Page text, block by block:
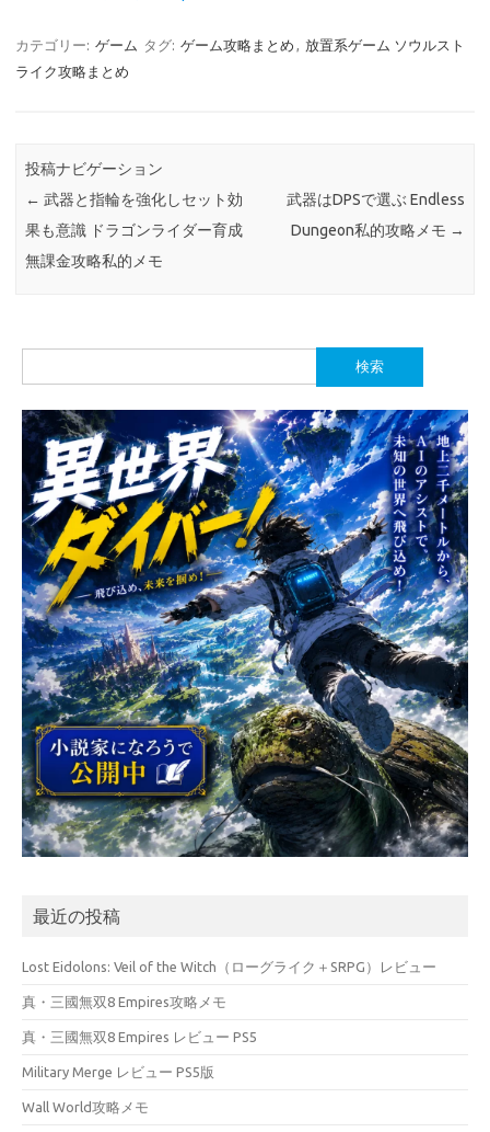
カテゴリー: ゲーム タグ: ゲーム攻略まとめ , 放置系ゲーム ソウルスト
ライク攻略まとめ
投稿ナビゲーション
← 武器と指輪を強化しセット効
果も意識 ドラゴンライダー育成
無課金攻略私的メモ
武器はDPSで選ぶ Endless
Dungeon私的攻略メモ →
索:
最近の投稿
Lost Eidolons: Veil of the Witch（ローグライク＋SRPG）レビュー
真・三國無双8 Empires攻略メモ
真・三國無双8 Empires レビュー PS5
Military Merge レビュー PS5版
Wall World攻略メモ